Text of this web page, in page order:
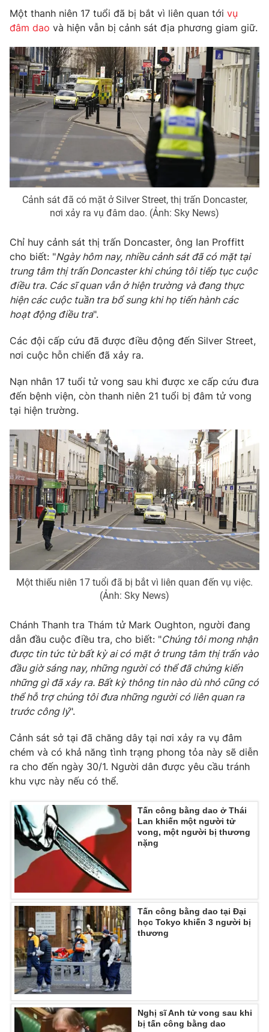
Nhân vật
Khán giả
Giải sao mai
Âm nhạc
Du lịch
Làm đẹp
Chất lượng cuộc sống
Tuyển sinh
Học trực tuyến
Công nghệ
Hitech Công nghệ tương lai
Sản phẩm
Thị trường
Giao lưu trực tuyến
Lịch phát sóng
Chuyên mục khác
Emagazine Podcast
Photo Infographic
Video Shorts video
VTV Money
VTV Sức khoẻ Bất động sản
Thị trường 24h Tấm lòng Việt
VTV4
VTV9 VTV8
Liên hệ tòa soạn English
THỜI BÁO VTV
Cơ quan chủ quản:Đài Truyền hình Việt Nam
Cơ quan báo chí:
Thời báo VTV
Giấy phép hoạt động báo in và báo điện tử số 483/GP-BTTTT
cấp ngày 29/12/2023
Tổng Biên tập:Vũ Thanh Thủy
Nguyễn Trọng Ninh
Tổng đài VTV:024.38 355 931 - 024.38 355 932
Ðiện thoại Thời báo VTV: 024.66 897 897
Email:toasoan@vtv.vn
Liên hệ quảng cáo:024-7300.7108
® Cấm sao chép dưới mọi hình thức nếu không có sự chấp
thuận bằng văn bản. Ghi rõ nguồn VTV.vn khi phát hành lại
thông tin từ website này.
Một thanh niên 17 tuổi đã bị bắt vì liên quan tới vụ
đâm dao và hiện vẫn bị cảnh sát địa phương giam giữ.
Cảnh sát đã có mặt ở Silver Street, thị trấn Doncaster,
nơi xảy ra vụ đâm dao. (Ảnh: Sky News)
Chỉ huy cảnh sát thị trấn Doncaster, ông Ian Proffitt
cho biết: "Ngày hôm nay, nhiều cảnh sát đã có mặt tại
trung tâm thị trấn Doncaster khi chúng tôi tiếp tục cuộc
điều tra. Các sĩ quan vẫn ở hiện trường và đang thực
hiện các cuộc tuần tra bổ sung khi họ tiến hành các
hoạt động điều tra".
Các đội cấp cứu đã được điều động đến Silver Street,
nơi cuộc hỗn chiến đã xảy ra.
Nạn nhân 17 tuổi tử vong sau khi được xe cấp cứu đưa
đến bệnh viện, còn thanh niên 21 tuổi bị đâm tử vong
tại hiện trường.
Một thiếu niên 17 tuổi đã bị bắt vì liên quan đến vụ việc.
(Ảnh: Sky News)
Chánh Thanh tra Thám tử Mark Oughton, người đang
dẫn đầu cuộc điều tra, cho biết: "Chúng tôi mong nhận
được tin tức từ bất kỳ ai có mặt ở trung tâm thị trấn vào
đầu giờ sáng nay, những người có thể đã chứng kiến ​​
những gì đã xảy ra. Bất kỳ thông tin nào dù nhỏ cũng có
thể hỗ trợ chúng tôi đưa những người có liên quan ra
trước công lý".
Cảnh sát sở tại đã chăng dây tại nơi xảy ra vụ đâm
chém và có khả năng tình trạng phong tỏa này sẽ diễn
ra cho đến ngày 30/1. Người dân được yêu cầu tránh
khu vực này nếu có thể.
Tấn công bằng dao ở Thái
Lan khiến một người tử
vong, một người bị thương
nặng
Tấn công bằng dao tại Đại
học Tokyo khiến 3 người bị
thương
Nghị sĩ Anh tử vong sau khi
bị tấn công bằng dao